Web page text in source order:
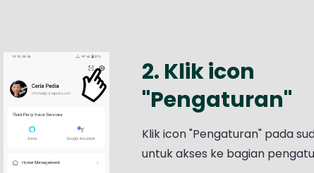
2. Klik icon
"Pengaturan"
Klik icon "Pengaturan" pada
untuk akses ke bagian